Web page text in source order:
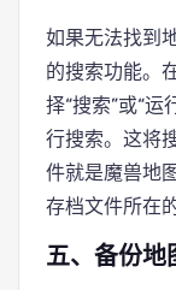
如果无法找到
的搜索功能。
择“搜索”或“
行搜索。这将
件就是魔兽地
存档文件所在
五、备份地